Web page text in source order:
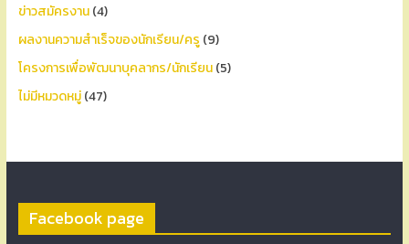
ข่าวสมัครงาน(4)
ผลงานความสำเร็จของนักเรียน/ครู (9)
โครงการเพื่อพัฒนาบุคลากร/นักเรียน(5)
ไม่มีหมวดหมู่(47)
Facebook page